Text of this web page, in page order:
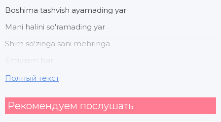
Boshima tashvish ayamading yar
Mani halini so'ramading yar
Shirn so'zinga sani mehringa
Ehtiyajim bar
Sani man sani man qalbinga yazdim
Полный текст
Рекомендуем послушать